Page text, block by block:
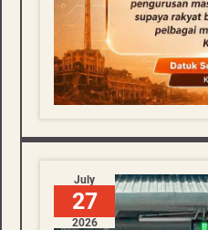
July
27
2026